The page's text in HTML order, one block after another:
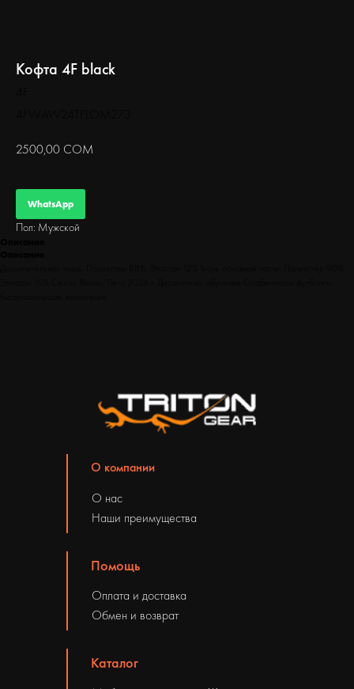
Кофта 4F black
2500,00 СОМ
WhatsApp
Пол: Мужской
О компании
О нас
Наши преимущества
Помощь
Оплата и доставка
Обмен и возврат
Каталог